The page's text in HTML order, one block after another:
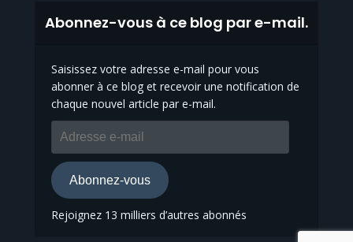
Abonnez-vous à ce blog par e-mail.
Saisissez votre adresse e-mail pour vous
abonner à ce blog et recevoir une notification de
chaque nouvel article par e-mail.
Adresse
e-
mail
Abonnez-vous
Rejoignez 13 milliers d’autres abonnés